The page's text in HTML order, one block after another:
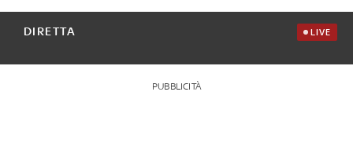
DIRETTA LIVE
PUBBLICITÀ